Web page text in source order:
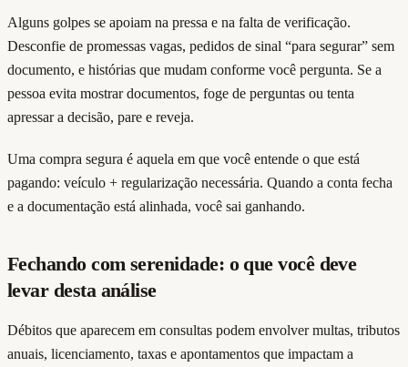
Alguns golpes se apoiam na pressa e na falta de verificação.
Desconfie de promessas vagas, pedidos de sinal “para segurar” sem
documento, e histórias que mudam conforme você pergunta. Se a
pessoa evita mostrar documentos, foge de perguntas ou tenta
apressar a decisão, pare e reveja.
Uma compra segura é aquela em que você entende o que está
pagando: veículo + regularização necessária. Quando a conta fecha
e a documentação está alinhada, você sai ganhando.
Fechando com serenidade: o que você deve
levar desta análise
Débitos que aparecem em consultas podem envolver multas, tributos
anuais, licenciamento, taxas e apontamentos que impactam a